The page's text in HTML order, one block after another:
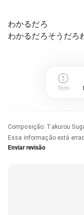
わかるだろ
わかるだろそうだろ
Tom
Composição: Takurou
Essa informação está
Enviar revisão